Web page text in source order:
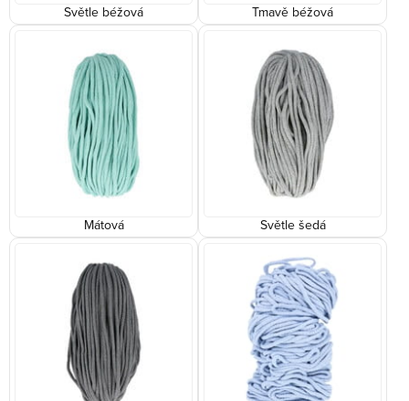
Světle béžová Tmavě béžová
Mátová Světle šedá